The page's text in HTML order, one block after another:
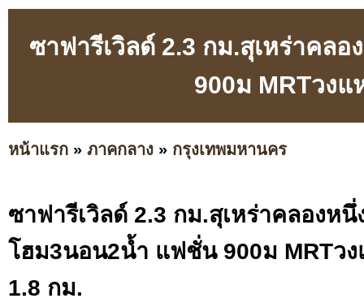
ซาฟารีเวิลด์ 2.3 กม.สุเหร่าคล
900ม MRTวง
หน้าแรก » ภาคกลาง » กรุงเทพมหานคร
ซาฟารีเวิลด์ 2.3 กม.สุเหร่าคลองหนึ่
โฮม3นอน2น้ำ แฟชั่น 900ม MRTว
1.8 กม.